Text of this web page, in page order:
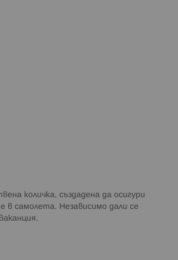
количка, създадена да осигури
в самолета. Независимо дали се